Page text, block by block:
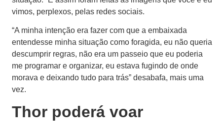
vimos, perplexos, pelas redes sociais.
“A minha intenção era fazer com que a embaixada
entendesse minha situação como foragida, eu não queria
descumprir regras, não era um passeio que eu poderia
me programar e organizar, eu estava fugindo de onde
morava e deixando tudo para trás” desabafa, mais uma
vez.
Thor poderá voar